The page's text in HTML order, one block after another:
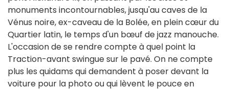
monuments incontournables, jusqu'au caves de la
Vénus noire, ex-caveau de la Bolée, en plein cœur du
Quartier latin, le temps d'un bœuf de jazz manouche.
L'occasion de se rendre compte à quel point la
Traction-avant swingue sur le pavé. On ne compte
plus les quidams qui demandent à poser devant la
voiture pour la photo ou qui lèvent le pouce en